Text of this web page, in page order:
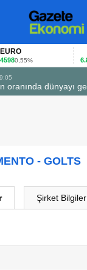
0,55%
oranında dünyayı
- GOLTS
Şirket